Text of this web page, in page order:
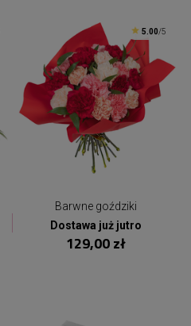
5.00/5
Barwne goździki
Dostawa już jutro
129,00 zł